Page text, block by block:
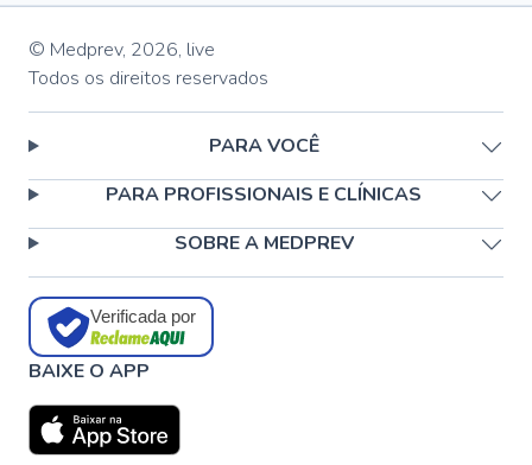
© Medprev, 2026, live
Todos os direitos reservados
PARA VOCÊ
PARA PROFISSIONAIS E CLÍNICAS
SOBRE A MEDPREV
Verificada por
BAIXE O APP